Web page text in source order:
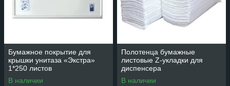
Бумажное покрытие для
крышки унитаза «Экстра»
1*250 листов
В наличии
Полотенца бумажные
листовые Z-укладки для
диспенсера
В наличии